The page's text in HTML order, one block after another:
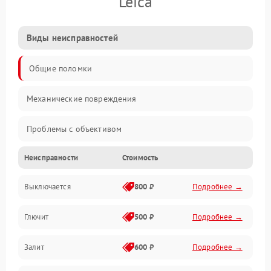
Виды неисправностей
Общие поломки
Механические повреждения
Проблемы с объективом
Электронные ошибки
Механические проблемы
Матрица и оптика
Питание и питание цепей
Неисправности Стоимость
Выключается 800 ₽ Подробнее →
Глючит 500 ₽ Подробнее →
Залит 600 ₽ Подробнее →